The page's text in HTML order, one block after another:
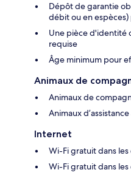
Dépôt de garantie
débit ou en espèces)
Une pièce d'identité
requise
Âge minimum pour
Animaux de
Animaux de
Animaux
Internet
Wi-Fi gratuit dans
Wi-Fi gratuit dans